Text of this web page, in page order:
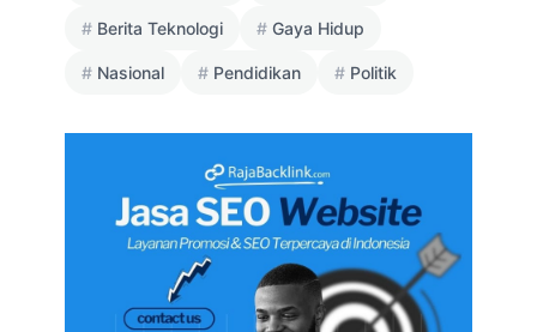
Berita Teknologi Gaya Hidup
Nasional Pendidikan Politik